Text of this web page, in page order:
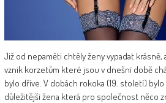
Již od nepaměti chtěly ženy vypadat krásně,
vznik korzetům které jsou v dnešní době
bylo dříve. V dobách rokoka (19. století)
důležitější žena která pro společnost něco